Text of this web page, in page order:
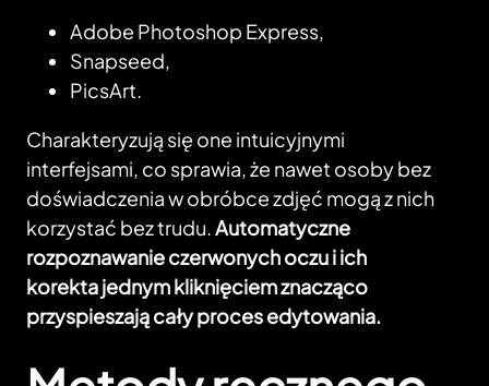
Adobe Photoshop Express,
Snapseed,
PicsArt.
Charakteryzują się one intuicyjnymi
interfejsami, co sprawia, że nawet osoby bez
doświadczenia w obróbce zdjęć mogą z nich
korzystać bez trudu.Automatyczne
rozpoznawanie czerwonych oczu i ich
korekta jednym kliknięciem znacząco
przyspieszają cały proces edytowania.